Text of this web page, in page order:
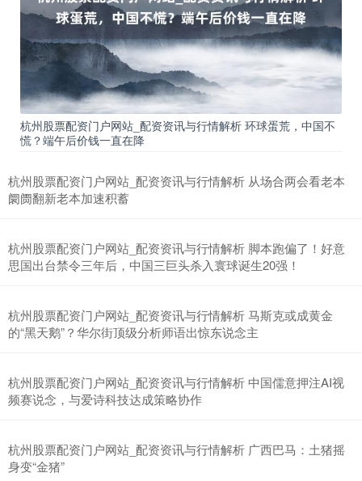
杭州股票配资门户网站_配资资讯与行情解析 环球蛋荒，中国不
慌？端午后价钱一直在降
杭州股票配资门户网站_配资资讯与行情解析 从场合两会看老本
阛阓翻新老本加速积蓄
杭州股票配资门户网站_配资资讯与行情解析 脚本跑偏了！好意
思国出台禁令三年后，中国三巨头杀入寰球诞生20强！
杭州股票配资门户网站_配资资讯与行情解析 马斯克或成黄金
的“黑天鹅”？华尔街顶级分析师语出惊东说念主
杭州股票配资门户网站_配资资讯与行情解析 中国儒意押注AI视
频赛说念，与爱诗科技达成策略协作
杭州股票配资门户网站_配资资讯与行情解析 广西巴马：土猪摇
身变“金猪”